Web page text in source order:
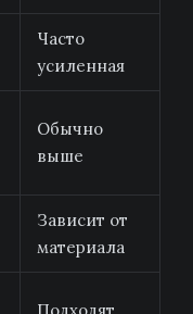
Часто
усиленная
Обычно
выше
Зависит от
материала